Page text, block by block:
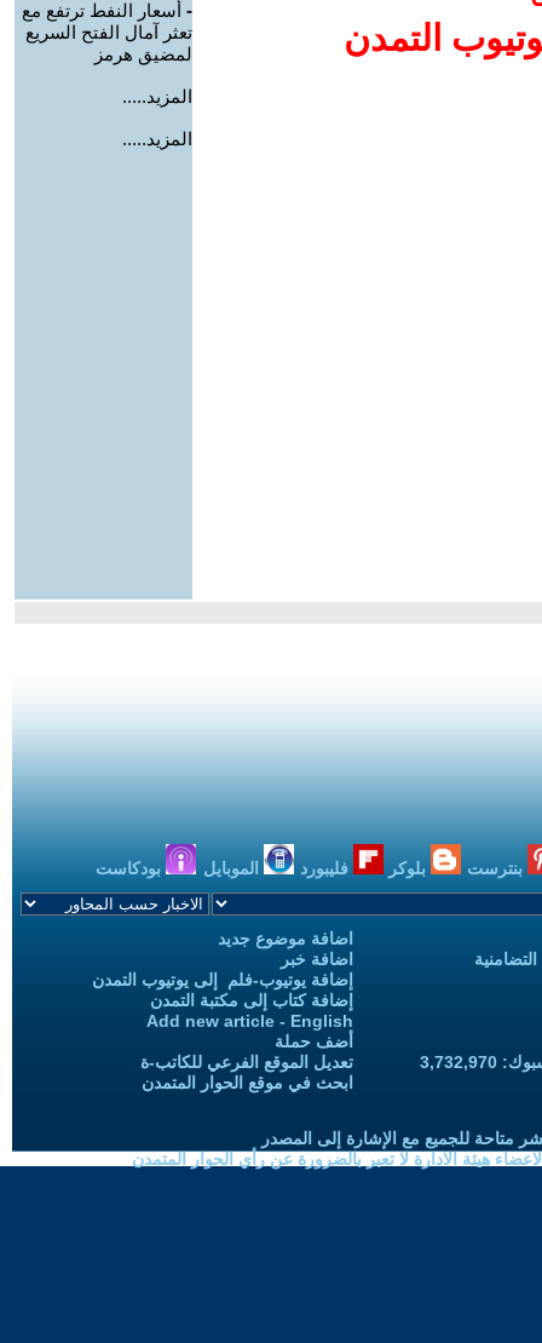
التمدن
- أسعار النفط ترتفع مع
تعثر آمال الفتح السريع
لمضيق هرمز
المزيد.....
المزيد.....
بنترست بلوكر فليبورد الموبايل بودكاست
اضافة موضوع جديد
اضافة خبر
إضافة يوتيوب-فلم إلى يوتيوب التمدن
إضافة كتاب إلى مكتبة التمدن
Add new article - English
أضف حملة
تعديل الموقع الفرعي للكاتب-ة
ابحث في موقع الحوار المتمدن
متاحة للجميع مع الإشارة إلى المصدر
هيئة الادارة لا تعبر بالضرورة عن رأي الحوار المتمدن